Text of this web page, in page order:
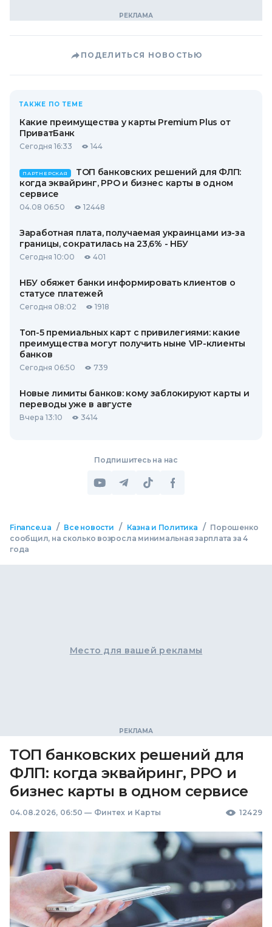
ПОДЕЛИТЬСЯ НОВОСТЬЮ
ТАКЖЕ ПО ТЕМЕ
Какие преимущества у карты Premium Plus от
ПриватБанк
Сегодня 16:33 144
ПАРТНЕРСКАЯ
ТОП банковских решений для ФЛП:
когда эквайринг, РРО и бизнес карты в одном
сервисе
04.08 06:50 12448
Заработная плата, получаемая украинцами из-за
границы, сократилась на 23,6% - НБУ
Сегодня 10:00 401
НБУ обяжет банки информировать клиентов о
статусе платежей
Сегодня 08:02 1918
Топ-5 премиальных карт с привилегиями: какие
преимущества могут получить ныне VIP-клиенты
банков
Сегодня 06:50 739
Новые лимиты банков: кому заблокируют карты и
переводы уже в августе
Вчера 13:10 3414
Подпишитесь на нас
Finance.ua / Все новости / Казна и Политика / Порошенко
сообщил, на сколько возросла минимальная зарплата за 4
года
Место для вашей рекламы
ТОП банковских решений для
ФЛП: когда эквайринг, РРО и
бизнес карты в одном сервисе
04.08.2026, 06:50 — Финтех и Карты 12429